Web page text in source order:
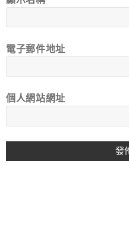
電子郵件地址
個人網站網址